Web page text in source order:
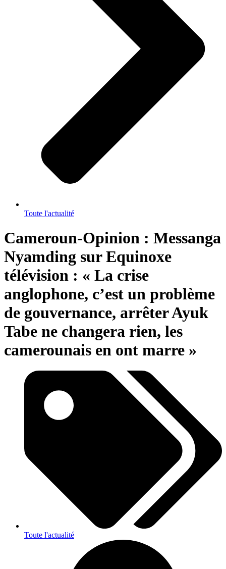
Toute l'actualité
Cameroun-Opinion : Messanga
Nyamding sur Equinoxe
télévision : « La crise
anglophone, c’est un problème
de gouvernance, arrêter Ayuk
Tabe ne changera rien, les
camerounais en ont marre »
Toute l'actualité